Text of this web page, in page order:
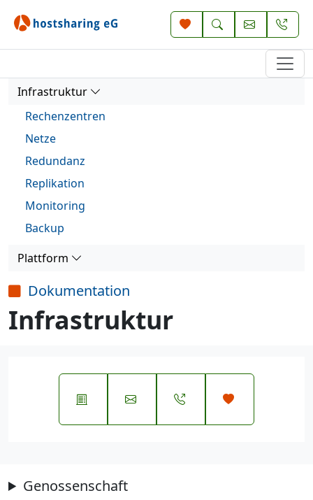
Infrastruktur
Rechenzentren
Netze
Redundanz
Replikation
Monitoring
Backup
Plattform
Dokumentation
Infrastruktur
Genossenschaft